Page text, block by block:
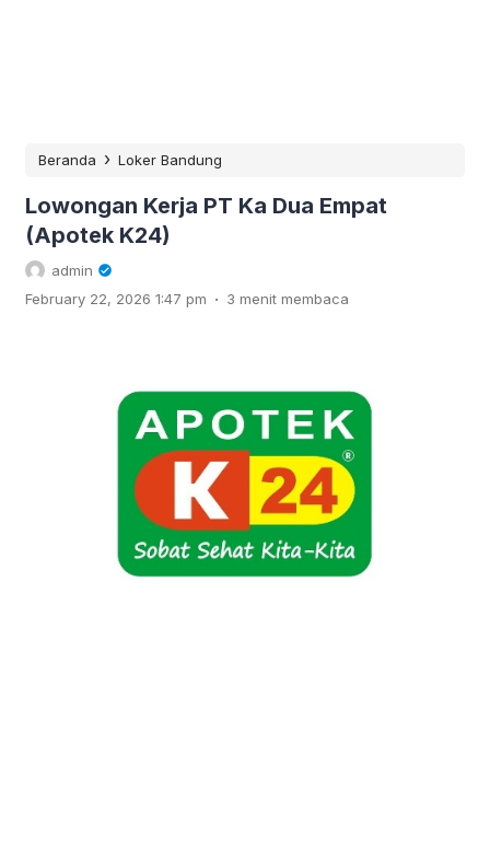
Beranda › Loker Bandung
Lowongan Kerja PT Ka Dua Empat
(Apotek K24)
admin
February 22, 2026 1:47 pm . 3 menit membaca